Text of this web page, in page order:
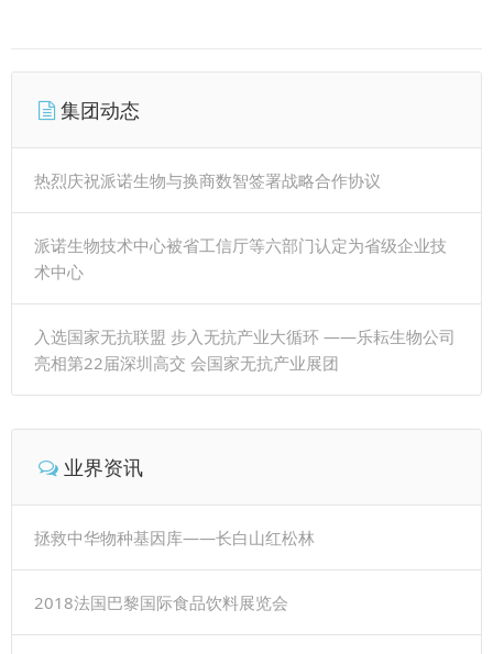
集团动态
热烈庆祝派诺生物与换商数智签署战略合作协议
派诺生物技术中心被省工信厅等六部门认定为省级企业技
术中心
入选国家无抗联盟 步入无抗产业大循环 ——乐耘生物公司
亮相第22届深圳高交 会国家无抗产业展团
业界资讯
拯救中华物种基因库——长白山红松林
2018法国巴黎国际食品饮料展览会